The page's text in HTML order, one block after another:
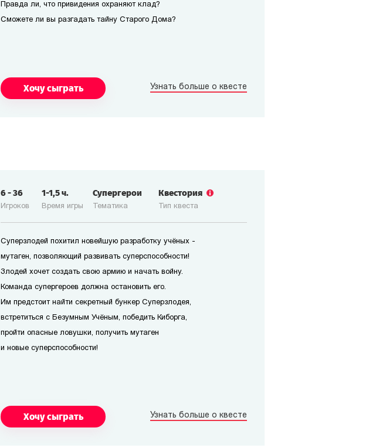
Правда ли, что привидения охраняют клад?
Сможете ли вы разгадать тайну Старого Дома?
Хочу сыграть Узнать больше о квесте
Игроков
6-36
Время игры
1-1,5ч.
Тематика
Супергерои
Тип квеста
Квестория
Суперзлодей похитил новейшую разработку учёных -
мутаген, позволяющий развивать суперспособности!
Злодей хочет создать свою армию и начать войну.
Команда супергероев должна остановить его.
Им предстоит найти секретный бункер Суперзлодея,
встретиться с Безумным Учёным, победить Киборга,
пройти опасные ловушки, получить мутаген
и новые суперспособности!
Хочу сыграть Узнать больше о квесте